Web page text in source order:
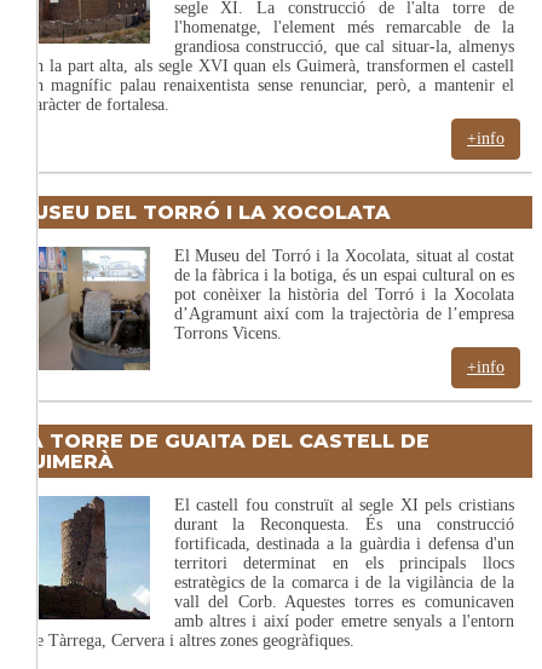
segle XI. La construcció de l'alta torre de
l'homenatge, l'element més remarcable de la
grandiosa construcció, que cal situar-la, almenys
en la part alta, als segle XVI quan els Guimerà, transformen el castell
en magnífic palau renaixentista sense renunciar, però, a mantenir el
caràcter de fortalesa.
+info
MUSEU DEL TORRÓ I LA XOCOLATA
El Museu del Torró i la Xocolata, situat al costat
de la fàbrica i la botiga, és un espai cultural on es
pot conèixer la història del Torró i la Xocolata
d’Agramunt així com la trajectòria de l’empresa
Torrons Vicens.
+info
LA TORRE DE GUAITA DEL CASTELL DE
GUIMERÀ
El castell fou construït al segle XI pels cristians
durant la Reconquesta. És una construcció
fortificada, destinada a la guàrdia i defensa d'un
territori determinat en els principals llocs
estratègics de la comarca i de la vigilància de la
vall del Corb. Aquestes torres es comunicaven
amb altres i així poder emetre senyals a l'entorn
de Tàrrega, Cervera i altres zones geogràfiques.